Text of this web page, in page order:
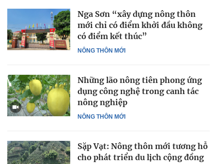
NÔNG THÔN MỚI
Nga Sơn “xây dựng nông thôn
mới chỉ có điểm khởi đầu không
có điểm kết thúc”
NÔNG THÔN MỚI
Những lão nông tiên phong ứng
dụng công nghệ trong canh tác
nông nghiệp
Sặp Vạt: Nông thôn mới tương hỗ
cho phát triển du lịch cộng đồng